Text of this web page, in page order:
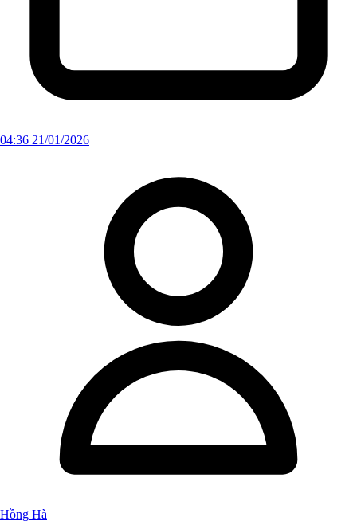
04:36 21/01/2026
Hồng Hà